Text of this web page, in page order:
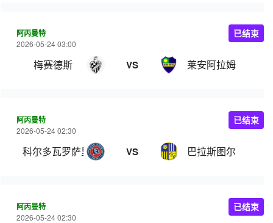
阿丙曼特
2026-05-24 03:00
梅赛德斯 VS 莱安阿拉姆
已结束
阿丙曼特
2026-05-24 02:30
科尔多瓦罗萨里奥中央 VS 巴拉斯图尔
已结束
阿丙曼特
2026-05-24 02:30
已结束